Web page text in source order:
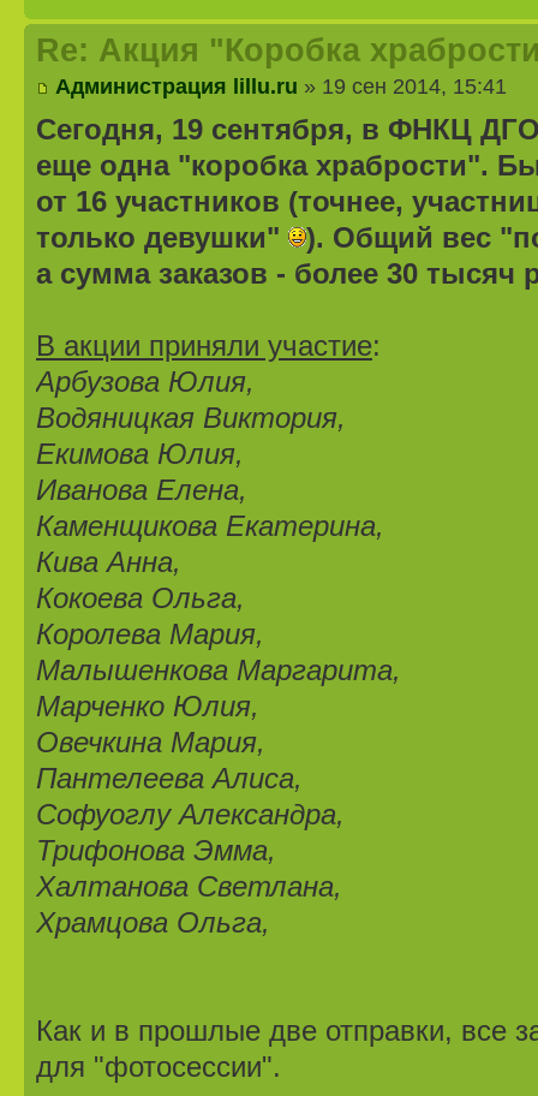
Re: Акция "Коробка
Администрация lillu.ru » 19 сен 2014, 15:41
Сегодня, 19 сентября, в ФНКЦ
еще одна "коробка храбрости".
от 16 участников (точнее,
только девушки"
). Общий вес
а сумма заказов - более 30 тысяч
В акции приняли участие:
Арбузова Юлия,
Водяницкая Виктория,
Екимова Юлия,
Иванова Елена,
Каменщикова Екатерина,
Кива Анна,
Кокоева Ольга,
Королева Мария,
Малышенкова Маргарита,
Марченко Юлия,
Овечкина Мария,
Пантелеева Алиса,
Софуоглу Александра,
Трифонова Эмма,
Халтанова Светлана,
Храмцова Ольга,
Как и в прошлые две отправки, все
для "фотосессии".